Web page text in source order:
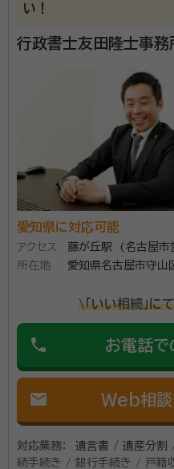
い！
行政書士友田隆士事務
愛知県に対応可能
アクセス
藤が丘駅 (名古屋市
所在地
愛知県名古屋市守
\「いい相続」に
phone お電話で
mail Web相談
対応業務：
遺言書 / 遺産分割
続手続き / 銀行手続き / 戸籍